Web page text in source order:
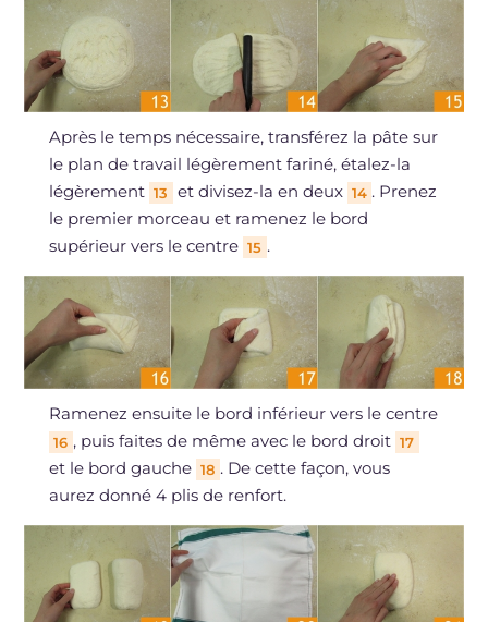
Après le temps nécessaire, transférez la pâte sur
le plan de travail légèrement fariné, étalez-la
légèrement 13 et divisez-la en deux 14 . Prenez
le premier morceau et ramenez le bord
supérieur vers le centre 15 .
Ramenez ensuite le bord inférieur vers le centre
16 , puis faites de même avec le bord droit 17
et le bord gauche 18 . De cette façon, vous
aurez donné 4 plis de renfort.